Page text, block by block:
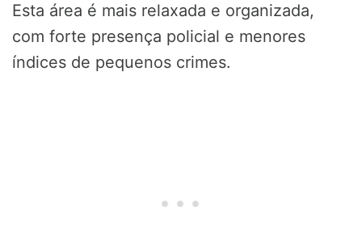
Esta área é mais relaxada e organizada,
com forte presença policial e menores
índices de pequenos crimes.